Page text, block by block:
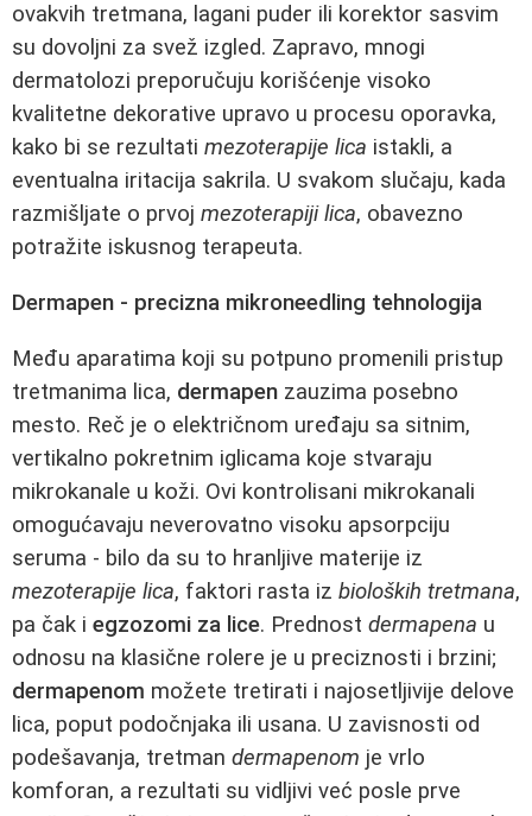
ovakvih tretmana, lagani puder ili korektor sasvim
su dovoljni za svež izgled. Zapravo, mnogi
dermatolozi preporučuju korišćenje visoko
kvalitetne dekorative upravo u procesu oporavka,
kako bi se rezultati mezoterapije lica istakli, a
eventualna iritacija sakrila. U svakom slučaju, kada
razmišljate o prvoj mezoterapiji lica, obavezno
potražite iskusnog terapeuta.
Dermapen - precizna mikroneedling tehnologija
Među aparatima koji su potpuno promenili pristup
tretmanima lica, dermapen zauzima posebno
mesto. Reč je o električnom uređaju sa sitnim,
vertikalno pokretnim iglicama koje stvaraju
mikrokanale u koži. Ovi kontrolisani mikrokanali
omogućavaju neverovatno visoku apsorpciju
seruma - bilo da su to hranljive materije iz
mezoterapije lica, faktori rasta iz bioloških tretmana,
pa čak i egzozomi za lice. Prednost dermapena u
odnosu na klasične rolere je u preciznosti i brzini;
dermapenom možete tretirati i najosetljivije delove
lica, poput podočnjaka ili usana. U zavisnosti od
podešavanja, tretman dermapenom je vrlo
komforan, a rezultati su vidljivi već posle prve